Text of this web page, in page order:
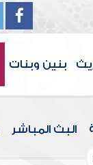
بنين وبنات
البث المباشر